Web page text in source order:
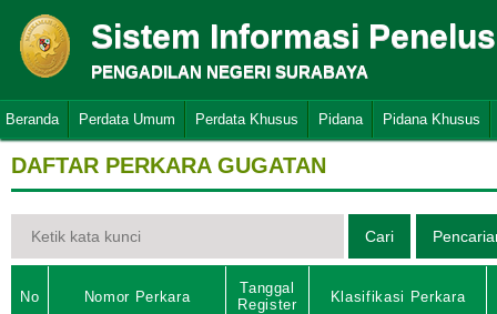
Sistem Informasi
PENGADILAN NEGERI SURABAYA
Beranda Perdata Umum Perdata Khusus Pidana Pidana Khusus
DAFTAR PERKARA GUGATAN
No Nomor Perkara
Tanggal
Register
Klasifikasi Perkara